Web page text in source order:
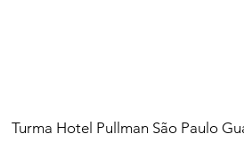
Turma Hotel Pullman São Paulo